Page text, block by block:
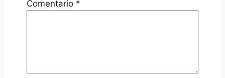
Comentario *